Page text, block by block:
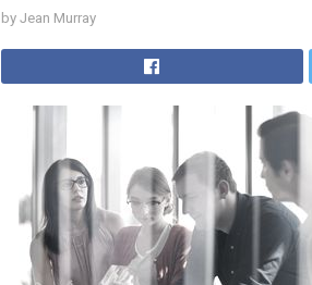
by Jean Murray